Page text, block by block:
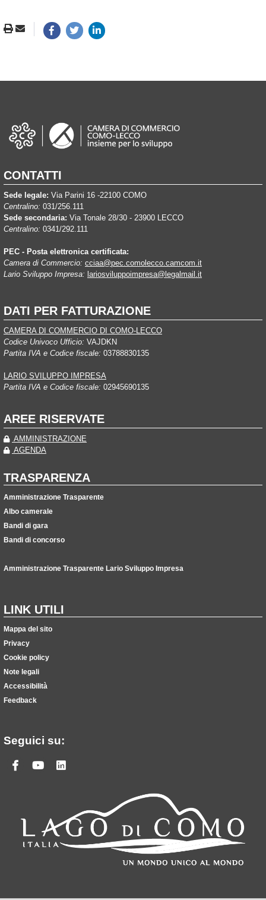
CONTATTI
Sede legale: Via Parini 16 -22100 COMO
Centralino: 031/256.111
Sede secondaria: Via Tonale 28/30 - 23900 LECCO
Centralino: 0341/292.111
PEC - Posta elettronica certificata:
Camera di Commercio: cciaa@pec.comolecco.camcom.it
Lario Sviluppo Impresa: lariosviluppoimpresa@legalmail.it
DATI PER FATTURAZIONE
CAMERA DI COMMERCIO DI COMO-LECCO
Codice Univoco Ufficio: VAJDKN
Partita IVA e Codice fiscale: 03788830135
LARIO SVILUPPO IMPRESA
Partita IVA e Codice fiscale: 02945690135
AREE RISERVATE
AMMINISTRAZIONE
AGENDA
TRASPARENZA
Amministrazione Trasparente
Albo camerale
Bandi di gara
Bandi di concorso
Amministrazione Trasparente Lario Sviluppo Impresa
LINK UTILI
Mappa del sito
Privacy
Cookie policy
Note legali
Accessibilità
Feedback
Seguici su:
Facebook
Youtube